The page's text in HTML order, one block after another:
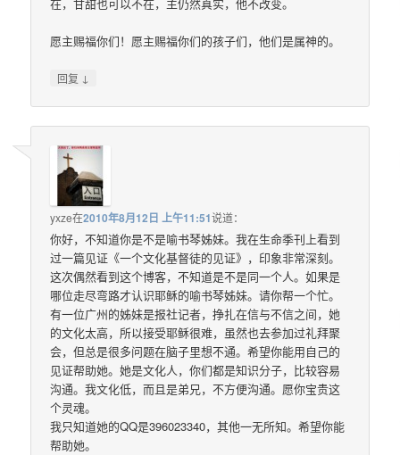
愿主赐福你们！愿主赐福你们的孩子们，他们是属神的。
回复 ↓
yxze在2010年8月12日 上午11:51说道：
你好，不知道你是不是喻书琴姊妹。我在生命季刊上看到
过一篇见证《一个文化基督徒的见证》，印象非常深刻。
这次偶然看到这个博客，不知道是不是同一个人。如果是
哪位走尽弯路才认识耶稣的喻书琴姊妹。请你帮一个忙。
有一位广州的姊妹是报社记者，挣扎在信与不信之间，她
的文化太高，所以接受耶稣很难，虽然也去参加过礼拜聚
会，但总是很多问题在脑子里想不通。希望你能用自己的
见证帮助她。她是文化人，你们都是知识分子，比较容易
沟通。我文化低，而且是弟兄，不方便沟通。愿你宝贵这
个灵魂。
我只知道她的QQ是396023340，其他一无所知。希望你能
帮助她。